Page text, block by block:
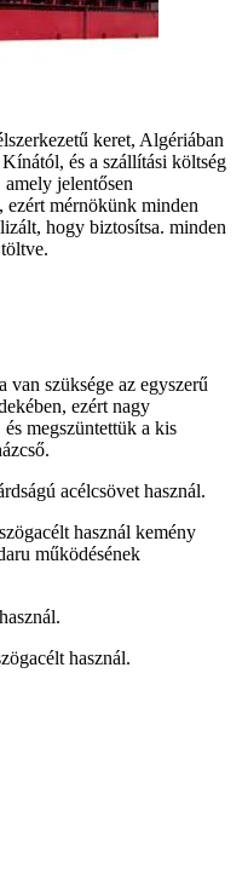
keret, Algériában
és a szállítási költség
jelentősen
ezért mérnökünk minden
hogy biztosítsa. minden
van szüksége az egyszerű
ezért nagy
megszüntettük a kis
acélcsövet használ.
használ kemény
működésének
használ.